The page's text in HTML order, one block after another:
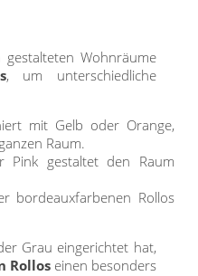
Wohnräume
, um unterschiedliche
mit Gelb oder Orange,
Raum.
Pink gestaltet den Raum
bordeauxfarbenen Rollos
Grau eingerichtet hat,
Rolloseinen besonders